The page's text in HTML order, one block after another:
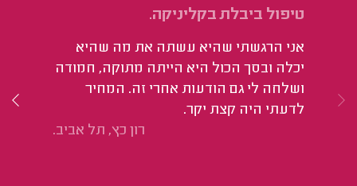
טיפול ביבלת בקליניקה.
אני הרגשתי שהיא עשתה את מה שהיא
יכלה ובסך הכול היא הייתה מתוקה, חמודה
ושלחה לי גם הודעות אחרי זה. המחיר
לדעתי היה קצת יקר.
רון כץ, תל אביב.